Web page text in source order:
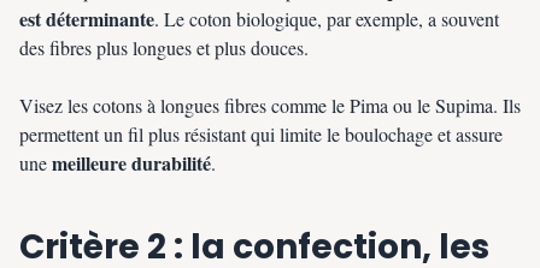
est déterminante. Le coton biologique, par exemple, a souvent
des fibres plus longues et plus douces.
Visez les cotons à longues fibres comme le Pima ou le Supima. Ils
permettent un fil plus résistant qui limite le boulochage et assure
unemeilleure durabilité.
Critère 2 : la confection, les